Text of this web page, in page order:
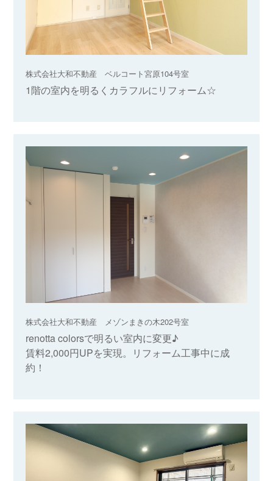
株式会社大和不動産 ベルコート宮原104号室
1階の室内を明るくカラフルにリフォーム☆
株式会社大和不動産 メゾンまきの木202号室
renotta colorsで明るい室内に変更♪
賃料2,000円UPを実現。リフォーム工事中に成
約！